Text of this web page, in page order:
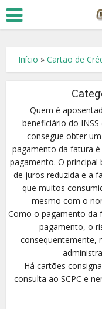
Início »Cartão de
Quem é
beneficiário do
consegue obter
pagamento da fatura
pagamento. O
de juros reduzida e a
que muitos
mesmo com o
Como o pagamento da
pagamento, o
consequentemente,
Há cartões
consulta ao SCPC e